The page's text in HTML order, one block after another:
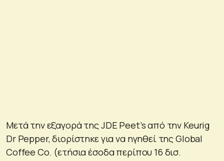
Μετά την εξαγορά της JDE Peet’s από την Keurig
Dr Pepper, διορίστηκε για να ηγηθεί της Global
Coffee Co. (ετήσια έσοδα περίπου 16 δισ.